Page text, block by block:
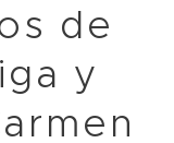
de
y